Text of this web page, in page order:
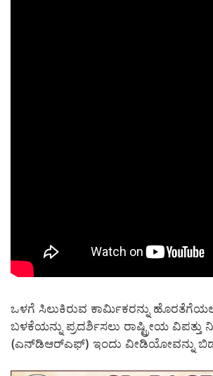
ಒಳಗೆ ಸಿಲುಕಿರುವ ಕಾರ್ಮಿಕರನ್ನು
ಬಳಕೆಯನ್ನು ಪ್ರದರ್ಶಿಸಲು ರಾಷ್ಟ್ರೀಯ
(ಎನ್‌ಡಿಆರ್‌ಎಫ್) ಇಂದು ವೀಡಿಯೋವನ್ನು